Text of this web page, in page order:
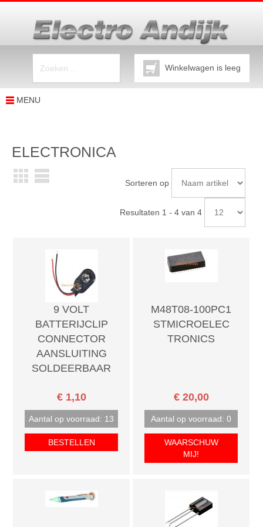
Winkelwagen is leeg
MENU
ELECTRONICA
Sorteren op
Resultaten 1 - 4 van 4
9 VOLT
BATTERIJCLIP
CONNECTOR
AANSLUITING
SOLDEERBAAR
€ 1,10
Aantal op voorraad: 13
BESTELLEN
M48T08-100PC1
STMICROELEC
TRONICS
€ 20,00
Aantal op voorraad: 0
WAARSCHUW
MIJ!